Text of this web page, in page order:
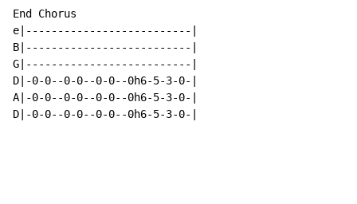
End Chorus
e|--------------------------|
B|--------------------------|
G|--------------------------|
D|-0-0--0-0--0-0--0h6-5-3-0-|
A|-0-0--0-0--0-0--0h6-5-3-0-|
D|-0-0--0-0--0-0--0h6-5-3-0-|